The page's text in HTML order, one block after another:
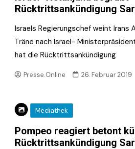
Rücktrittsankündigung
Israels Regierungschef weint Irans
Träne nach Israel-
hat die Rücktrittsankündigung
Presse.Online 26. Februar 2019
Mediathek
Pompeo reagiert betont
Rücktrittsankündigung